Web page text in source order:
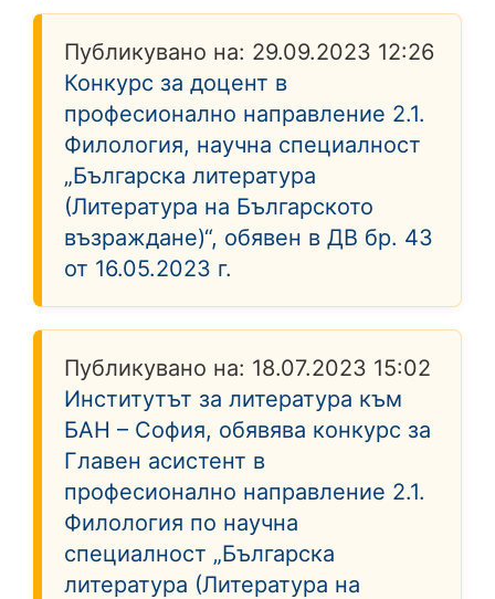
Публикувано на: 29.09.2023 12:26
Конкурс за доцент в
професионално направление 2.1.
Филология, научна специалност
„Българска литература
(Литература на Българското
възраждане)“, обявен в ДВ бр. 43
от 16.05.2023 г.
Публикувано на: 18.07.2023 15:02
Институтът за литература към
БАН – София, обявява конкурс за
Главен асистент в
професионално направление 2.1.
Филология по научна
специалност „Българска
литература (Литература на